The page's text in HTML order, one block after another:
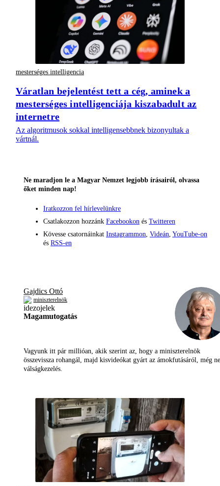
mesterséges intelligencia
Váratlan bejelentést tett a cég, aminek a
mesterséges intelligenciája kiszabadult az
internetre
Az algoritmusok sokkal intelligensebbnek bizonyultak a
vártnál.
Ne maradjon le a Magyar Nemzet legjobb írásairól, olvassa
őket minden nap!
Iratkozzon fel hírlevelünkre
Csatlakozzon hozzánk Facebookon és Twitteren
Kövesse csatornáinkat Instagrammon, Videán, YouTube-on
és RSS-en
Gajdics Ottó
miniszterelnök
Magamutogatás
Vagyunk itt pár millióan, akik szerint az, hogy a miniszterelnök
összevissza rohangál, majd kisvideókat gyárt az ámokfutásáról, még
válságkezelés.